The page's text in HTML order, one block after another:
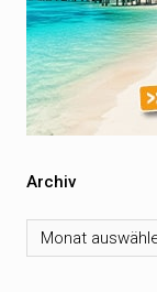
Archiv
Archiv